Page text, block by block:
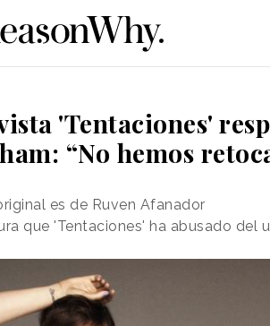
'Tentaciones'
“No hemos
es de Ruven Afanador
que 'Tentaciones' ha abusado del